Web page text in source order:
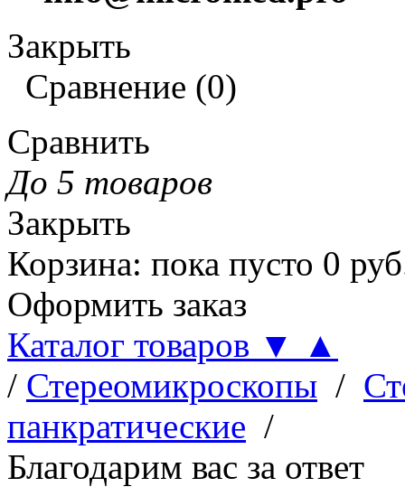
Закрыть
Сравнение (0)
Сравнить
До 5 товаров
Закрыть
Корзина: пока пусто 0
Оформить заказ
Каталог товаров ▼
▲
/ Стереомикроскопы /
панкратические /
Благодарим вас за ответ